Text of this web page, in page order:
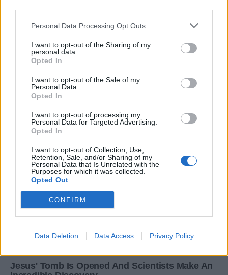
Personal Data Processing Opt Outs
I want to opt-out of the Sharing of my
personal data.
Opted In
I want to opt-out of the Sale of my
Personal Data.
Opted In
I want to opt-out of processing my
Personal Data for Targeted Advertising.
Opted In
I want to opt-out of Collection, Use,
Retention, Sale, and/or Sharing of my
Personal Data that Is Unrelated with the
Purposes for which it was collected.
Opted Out
CONFIRM
Data Deletion Data Access Privacy Policy